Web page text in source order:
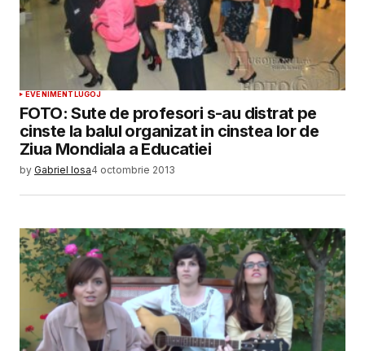
EVENIMENTLUGOJ
FOTO: Sute de profesori s-au distrat pe
cinste la balul organizat in cinstea lor de
Ziua Mondiala a Educatiei
by Gabriel Iosa4 octombrie 2013